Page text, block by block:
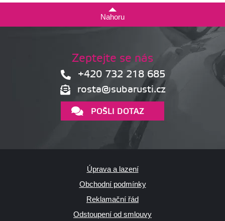
Nahoru
Zeptejte se nás
+420 732 218 685
rosta@subarusti.cz
POŠLI DOTAZ
Úprava a lazení
Obchodní podmínky
Reklamační řád
Odstoupení od smlouvy